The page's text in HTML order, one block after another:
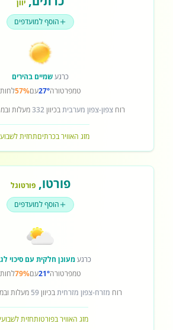
יוון
הוסף למועדפים
כרגעשמיים בהירים
טמפרטורה27°עם57%לחות
רוחצפון-צפון מערביתבכיוון332מעלות
מזג האוויר בכרתיםתחזית
פורטו,פורטוגל
הוסף למועדפים
כרגעמעונן חלקית עם סיכוי
טמפרטורה21°עם79%לחות
רוח מזרח-צפון מזרחיתבכיוון59 מעלות
מזג האוויר בפורטותחזית